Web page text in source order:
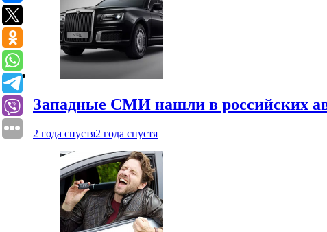
Западные СМИ нашли в российских
2 года спустя2 года спустя